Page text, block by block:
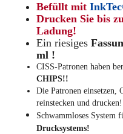
Befüllt mit
Drucken Sie bis
Ladung!
Ein riesiges
ml !
CISS-Patronen haben
CHIPS!!
Die Patronen
reinstecken und drucken!
Schwammloses System
Drucksystems!